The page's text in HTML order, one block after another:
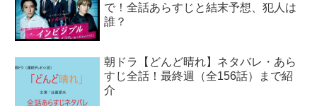
で！全話あらすじと結末予想、犯人は
誰？
朝ドラ【どんど晴れ】ネタバレ・あら
すじ全話！最終週（全156話）まで紹
介